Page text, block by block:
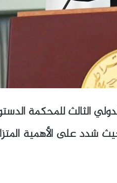
الثالث للمحكمة
شدد على الأهمية